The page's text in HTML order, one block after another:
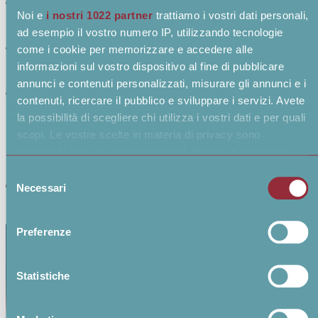
Noi e i nostri 1022 partnertrattiamo i vostri dati personali,
ad esempio il vostro numero IP, utilizzando tecnologie
come i cookie per memorizzare e accedere alle
informazioni sul vostro dispositivo al fine di pubblicare
annunci e contenuti personalizzati, misurare gli annunci e i
contenuti, ricercare il pubblico e sviluppare i servizi. Avete
la possibilità di scegliere chi utilizza i vostri dati e per quali
scopi. Le vostre scelte in materia di privacy sono
revocare il proprio consenso in qualsiasi momento dalla
raccogliere informazioni sulla tua posizione
geografica, con un'approssimazione di qualche metro,
Identificare il tuo dispositivo, scansionandolo
delNecessari
Preferenze
Statistiche
quotidianamente con orizzonte 1-3 giorni
Dashboard interattive per analisi e
pianificazione energetica
Monitoraggio delle emissioni evitate di CO₂
Progetti